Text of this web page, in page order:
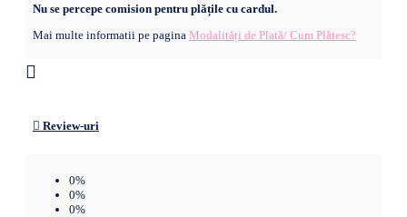
Nu se percepe comision pentru plățile cu cardul.
Mai multe informatii pe pagina Modalități de Plată/ Cum Plătesc?
Review-uri
0%
0%
0%